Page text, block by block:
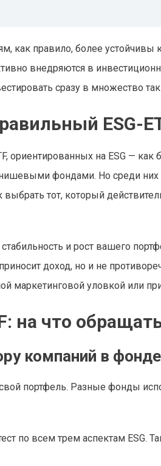
как правило, более
внедряются в
сразу в множество
ESG-
ориентированных на ESG —
фондами. Но среди них
тот, который
и рост вашего
доход, но и не
маркетинговой уловкой или
на что
компаний в фонде
портфель. Разные фонды
по всем трем аспектам ESG.